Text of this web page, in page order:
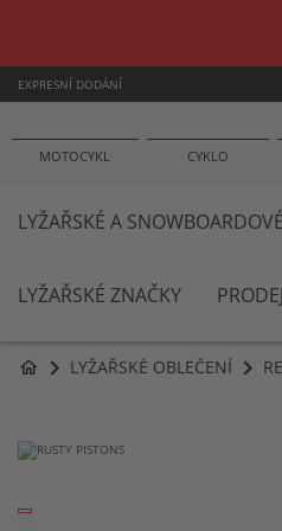
EXPRESNÍ DODÁNÍ
MOTOCYKL CYKLO
LYŽAŘSKÉ A
LYŽAŘSKÉ ZNAČKY
home LYŽAŘSKÉ OBLEČENÍ
Přeskočit
galerie